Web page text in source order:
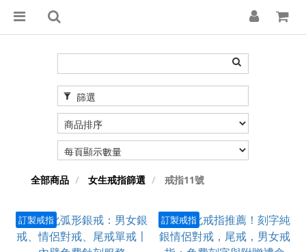
篩選
全部商品 女生戒指篩選 戒指11號
訂製戒指 訂製戒指